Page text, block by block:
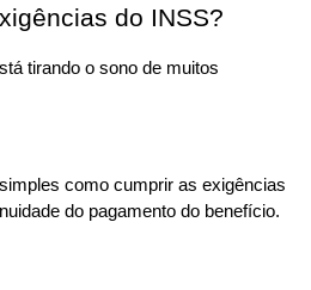
do INSS?
tirando o sono de muitos
como cumprir as exigências
do pagamento do benefício.